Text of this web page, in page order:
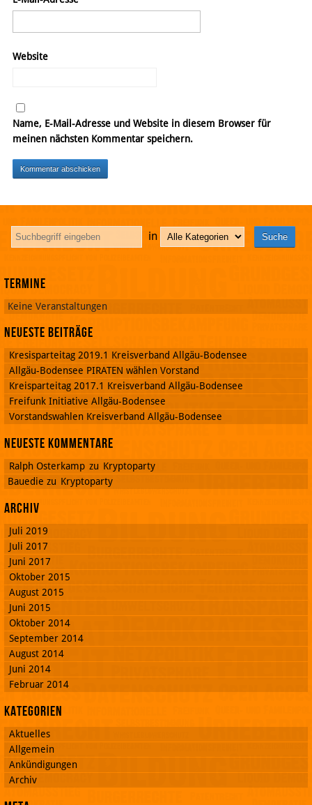
Website
Name, E-Mail-Adresse und Website in diesem Browser für
meinen nächsten Kommentar speichern.
in
Termine
Keine Veranstaltungen
Neueste Beiträge
Kresisparteitag 2019.1 Kreisverband Allgäu-Bodensee
Allgäu-Bodensee PIRATEN wählen Vorstand
Kreisparteitag 2017.1 Kreisverband Allgäu-Bodensee
Freifunk Initiative Allgäu-Bodensee
Vorstandswahlen Kreisverband Allgäu-Bodensee
Neueste Kommentare
Ralph Osterkamp zu Kryptoparty
Bauedie zu Kryptoparty
Archiv
Juli 2019
Juli 2017
Juni 2017
Oktober 2015
August 2015
Juni 2015
Oktober 2014
September 2014
August 2014
Juni 2014
Februar 2014
Kategorien
Aktuelles
Allgemein
Ankündigungen
Archiv